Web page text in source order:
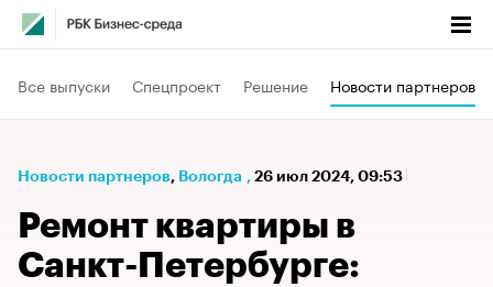
Все выпуски Спецпроект Решение Новости партнеров
Новости партнеров⁠, Вологда , 26 июл 2024, 09:53
Ремонт квартиры в
Санкт-Петербурге: